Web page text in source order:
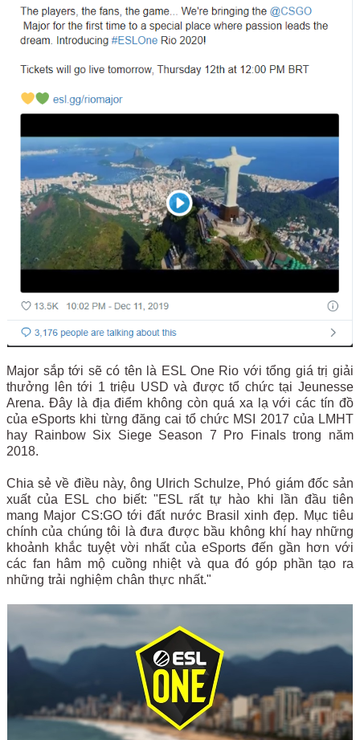
Major sắp tới sẽ có tên là ESL One Rio với tổng giá trị giải
thưởng lên tới 1 triệu USD và được tổ chức tại Jeunesse
Arena. Đây là địa điểm không còn quá xa lạ với các tín đồ
của eSports khi từng đăng cai tổ chức MSI 2017 của LMHT
hay Rainbow Six Siege Season 7 Pro Finals trong năm
2018.
Chia sẻ về điều này, ông Ulrich Schulze, Phó giám đốc sản
xuất của ESL cho biết: "ESL rất tự hào khi lần đầu tiên
mang Major CS:GO tới đất nước Brasil xinh đẹp. Mục tiêu
chính của chúng tôi là đưa được bầu không khí hay những
khoảnh khắc tuyệt vời nhất của eSports đến gần hơn với
các fan hâm mộ cuồng nhiệt và qua đó góp phần tạo ra
những trải nghiệm chân thực nhất."